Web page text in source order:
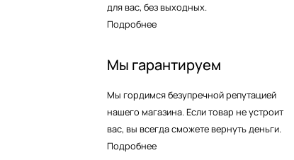
для вас, без выходных.
Подробнее
Мы гарантируем
Мы гордимся безупречной репутацией
нашего магазина. Если товар не устроит
вас, вы всегда сможете вернуть деньги.
Подробнее